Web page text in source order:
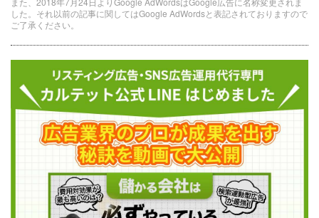
した。それ以前の記事に関してはGoogle AdWordsと表記されておりますので
ご了承ください。